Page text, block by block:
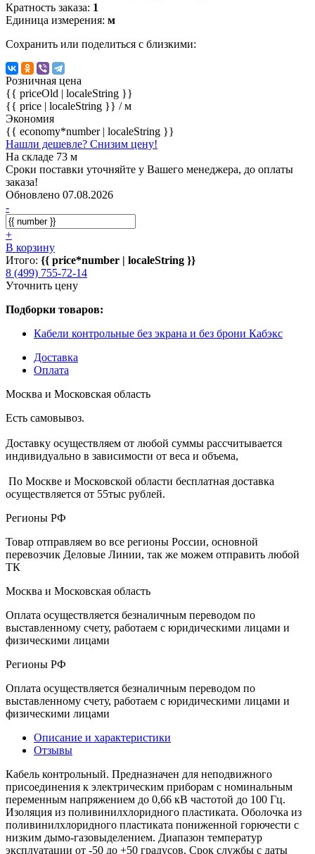
Кратность заказа: 1
Единица измерения: м
Сохранить или поделиться с близкими:
Розничная цена
{{ priceOld | localeString }}
{{ price | localeString }} / м
Экономия
{{ economy*number | localeString }}
Нашли дешевле? Снизим цену!
На складе 73 м
Сроки поставки уточняйте у Вашего менеджера, до оплаты
заказа!
Обновлено 07.08.2026
-
+
В корзину
Итого: {{ price*number | localeString }}
8 (499) 755-72-14
Уточнить цену
Подборки товаров:
Кабели контрольные без экрана и без брони Кабэкс
Доставка
Оплата
Москва и Московская область
Есть самовывоз.
Доставку осуществляем от любой суммы рассчитывается
индивидуально в зависимости от веса и объема,
По Москве и Московской области бесплатная доставка
осуществляется от 55тыс рублей.
Регионы РФ
Товар отправляем во все регионы России, основной
перевозчик Деловые Линии, так же можем отправить любой
ТК
Москва и Московская область
Оплата осуществляется безналичным переводом по
выставленному счету, работаем с юридическими лицами и
физическими лицами
Регионы РФ
Оплата осуществляется безналичным переводом по
выставленному счету, работаем с юридическими лицами и
физическими лицами
Описание и характеристики
Отзывы
Кабель контрольный. Предназначен для неподвижного
присоединения к электрическим приборам с номинальным
переменным напряжением до 0,66 кВ частотой до 100 Гц.
Изоляция из поливинилхлоридного пластиката. Оболочка из
поливинилхлоридного пластиката пониженной горючести с
низким дымо-газовыделением. Диапазон температур
эксплуатации от -50 до +50 градусов. Срок службы с даты